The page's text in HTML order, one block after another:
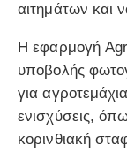
αιτημάτων και
Η εφαρμογή
υποβολής
για
ενισχύσεις,
κορινθιακή